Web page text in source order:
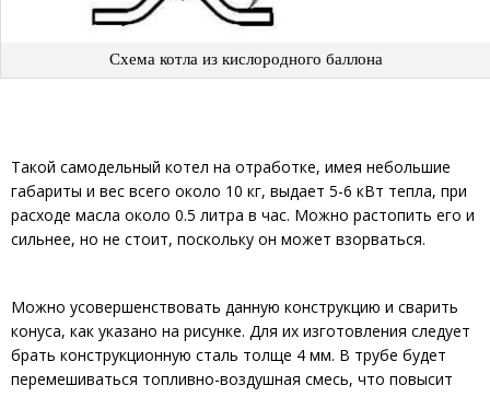
Схема котла из кислородного баллона
Такой самодельный котел на отработке, имея небольшие
габариты и вес всего около 10 кг, выдает 5-6 кВт тепла, при
расходе масла около 0.5 литра в час. Можно растопить его и
сильнее, но не стоит, поскольку он может взорваться.
Можно усовершенствовать данную конструкцию и сварить
конуса, как указано на рисунке. Для их изготовления следует
брать конструкционную сталь толще 4 мм. В трубе будет
перемешиваться топливно-воздушная смесь, что повысит